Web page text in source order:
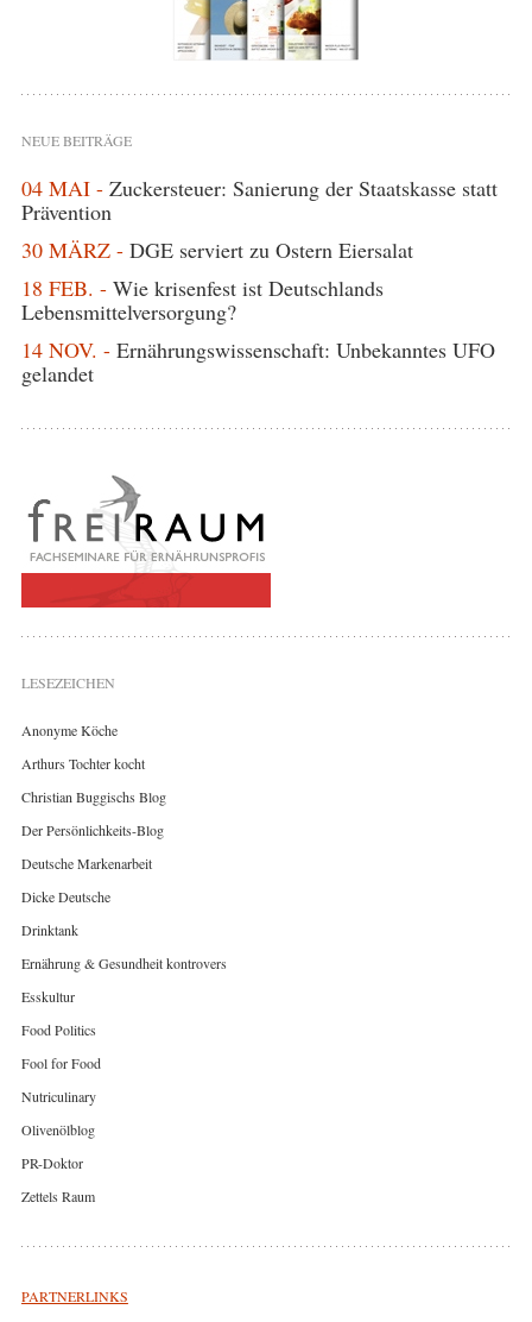
NEUE BEITRÄGE
04 MAI - Zuckersteuer: Sanierung der Staatskasse statt
Prävention
30 MÄRZ - DGE serviert zu Ostern Eiersalat
18 FEB. - Wie krisenfest ist Deutschlands
Lebensmittelversorgung?
14 NOV. - Ernährungswissenschaft: Unbekanntes UFO
gelandet
LESEZEICHEN
Anonyme Köche
Arthurs Tochter kocht
Christian Buggischs Blog
Der Persönlichkeits-Blog
Deutsche Markenarbeit
Dicke Deutsche
Drinktank
Ernährung & Gesundheit kontrovers
Esskultur
Food Politics
Fool for Food
Nutriculinary
Olivenölblog
PR-Doktor
Zettels Raum
PARTNERLINKS